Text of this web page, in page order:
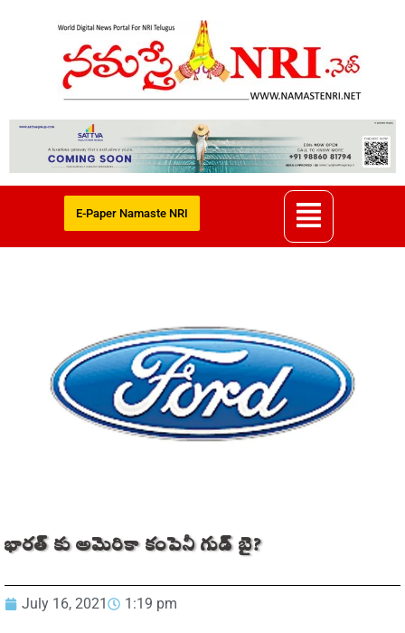
E-Paper Namaste NRI
భారత్ కు అమెరికా కంపెనీ గుడ్ బై?
July 16, 2021 1:19 pm